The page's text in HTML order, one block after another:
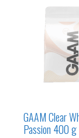
GAAM Clear
Passion 400 g